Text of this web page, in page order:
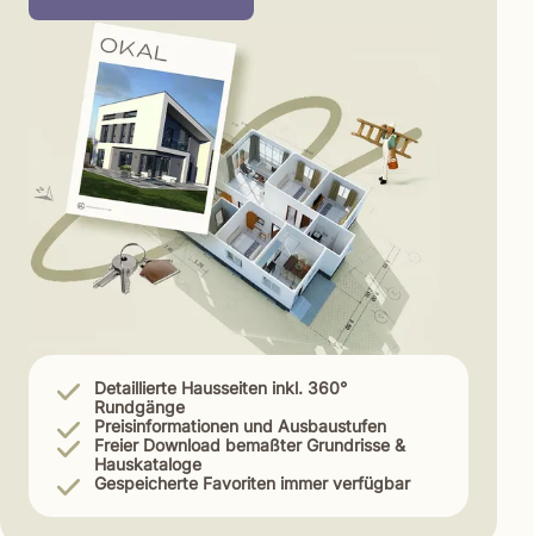
Detaillierte Hausseiten inkl. 360°
Rundgänge
Preisinformationen und Ausbaustufen
Freier Download bemaßter Grundrisse &
Hauskataloge
Gespeicherte Favoriten immer verfügbar